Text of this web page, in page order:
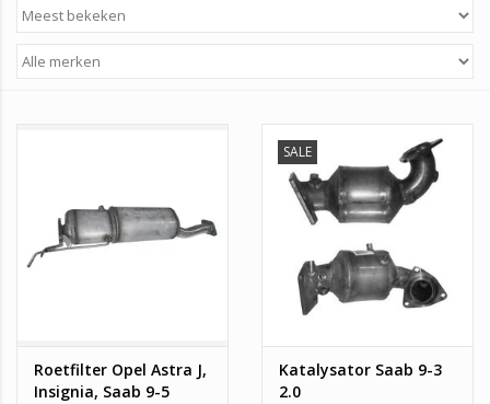
dan ook altijd 1 jaar garantie en u bent daarnaast ook nog eens
verzekert van een snelle levering. Als u de roetfilter namelijk
voor 15:00 besteld, ontvangt u het de volgende dag al. (Indien
Komt u er nu niet helemaal uit en wilt u toch weten welke
roetfilter er in u auto past. Twijfel dan niet om contact met ons
op te nemen. Onze experts helpen u graag verder.
Roetfilter Opel Astra J,
Insignia, Saab 9-5
SALE
Katalysator Saab 9-3
2.0